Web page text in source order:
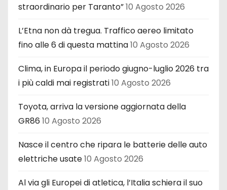
straordinario per Taranto”10 Agosto 2026
L’Etna non dà tregua. Traffico aereo limitato
fino alle 6 di questa mattina10 Agosto 2026
Clima, in Europa il periodo giugno-luglio 2026 tra
i più caldi mai registrati10 Agosto 2026
Toyota, arriva la versione aggiornata della
GR86 10 Agosto 2026
Nasce il centro che ripara le batterie delle auto
elettriche usate10 Agosto 2026
Al via gli Europei di atletica, l’Italia schiera il suo